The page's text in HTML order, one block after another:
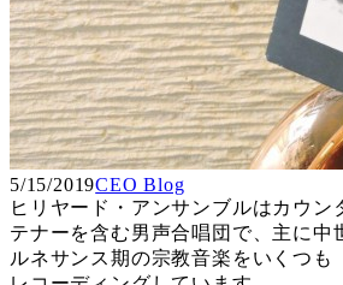
5/15/2019CEO Blog
ヒリヤード・アンサンブルはカウン
テナーを含む男声合唱団で、主に中
ルネサンス期の宗教音楽をいくつも